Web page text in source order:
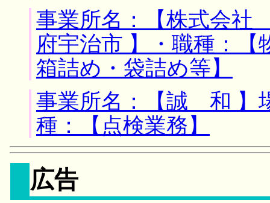
事業所名：【株式会
府宇治市 】・職種：
箱詰め・袋詰め等】
事業所名：【誠 和 】
種：【点検業務】
広告